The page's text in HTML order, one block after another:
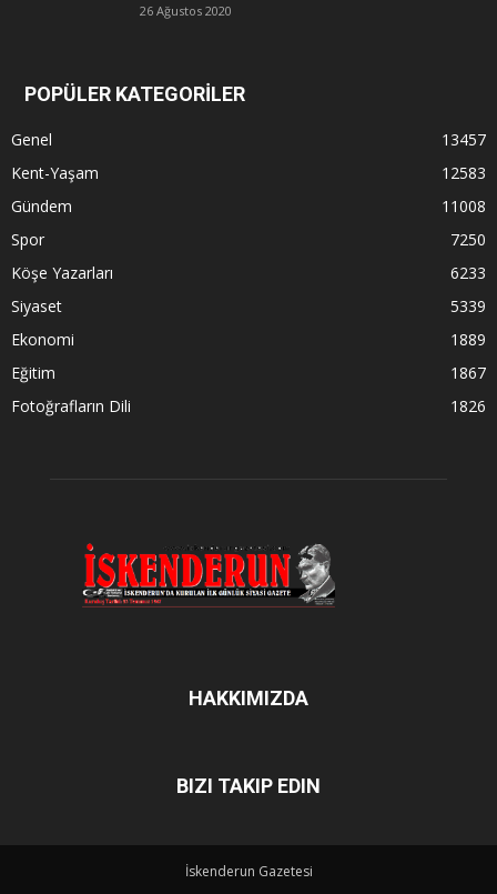
26 Ağustos 2020
POPÜLER KATEGORİLER
Genel
13457
Kent-Yaşam
12583
Gündem
11008
Spor
7250
Köşe Yazarları
6233
Siyaset
5339
Ekonomi
1889
Eğitim
1867
Fotoğrafların Dili
1826
HAKKIMIZDA
BIZI TAKIP EDIN
İskenderun Gazetesi